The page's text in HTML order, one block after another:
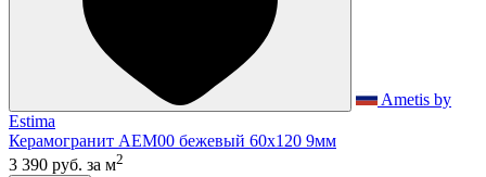
Ametis by
Estima
Керамогранит AEM00 бежевый 60x120 9мм
3 390 руб. за м2